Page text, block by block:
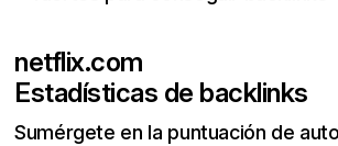
netflix.com
Estadísticas de backlinks
Sumérgete en la puntuación de